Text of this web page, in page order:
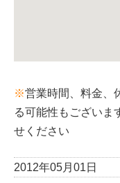
※営業時間、料金、
る可能性もございま
せください
2012年05月01日